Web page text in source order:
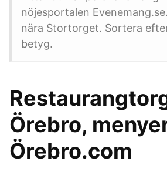
nöjesportalen
nära Stortorget. Sortera
betyg.
Örebro,
Örebro.com